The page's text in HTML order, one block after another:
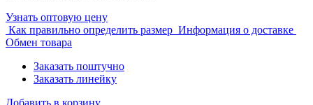
Узнать оптовую цену
Как правильно определить размер Информация о доставке
Обмен товара
Заказать поштучно
Заказать линейку
Добавить в корзину